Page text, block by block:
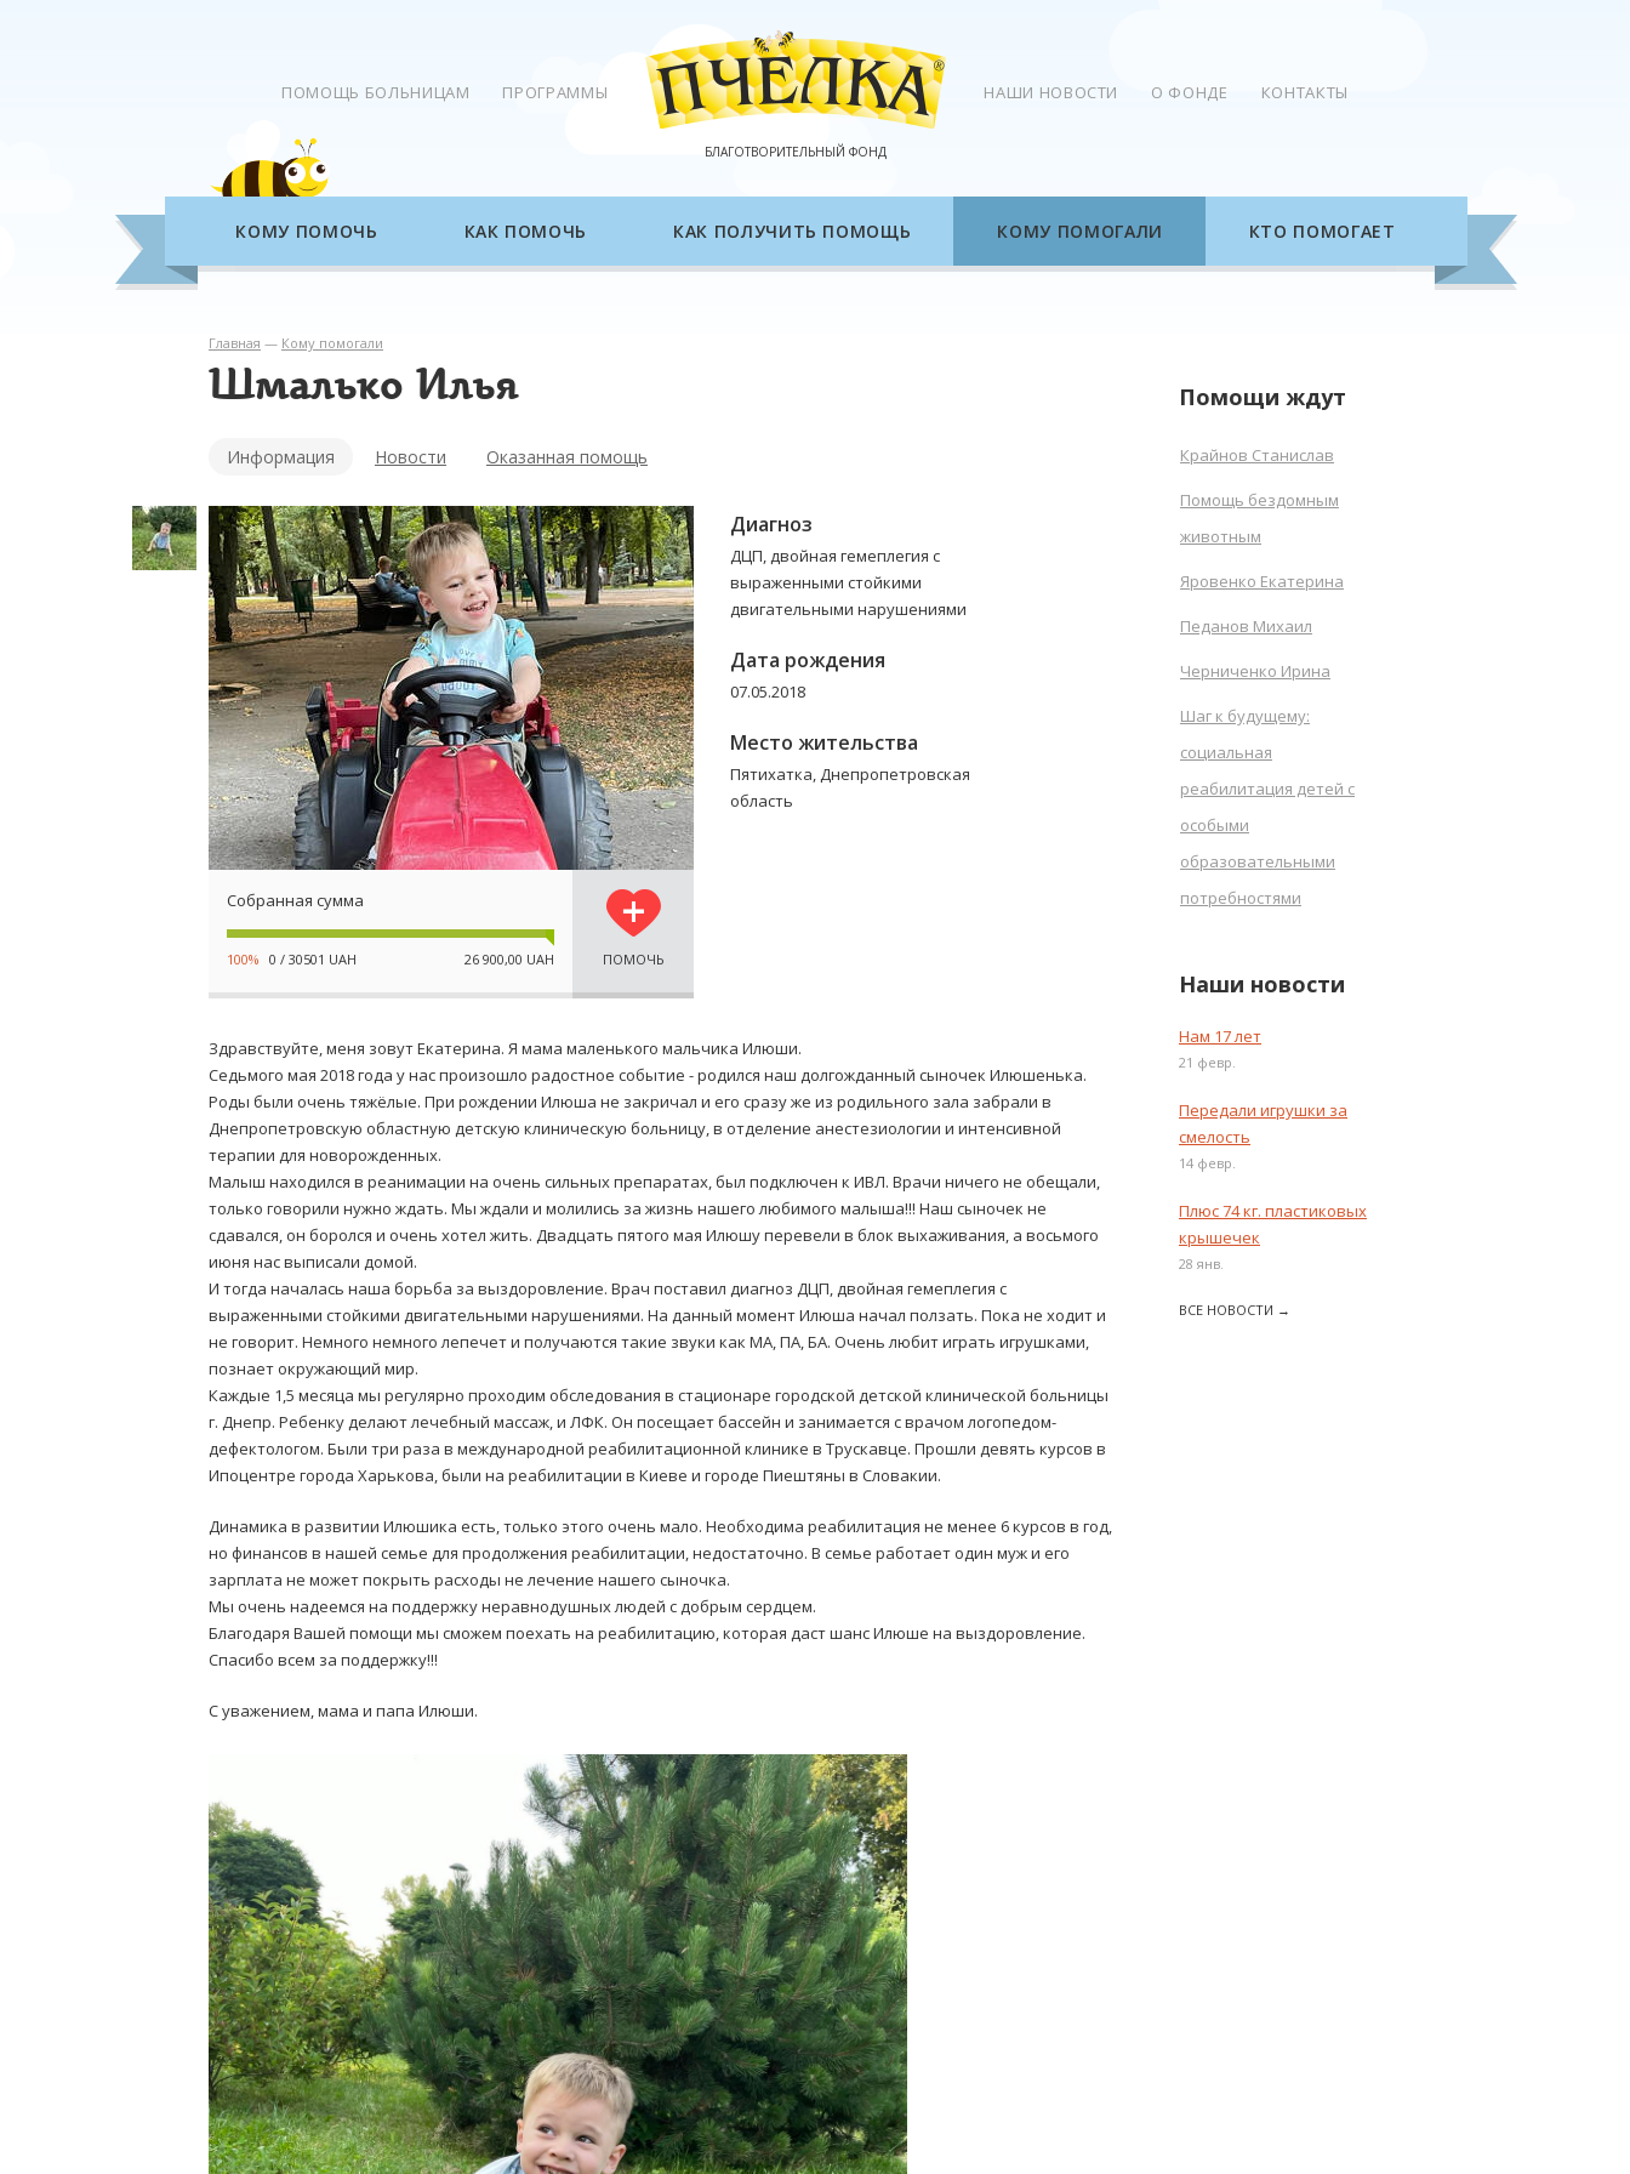
ПОМОЩЬ БОЛЬНИЦАМ ПРОГРАММЫ
БЛАГОТВОРИТЕЛЬНЫЙ ФОНД
НАШИ НОВОСТИ О ФОНДЕ КОНТАКТЫ
КОМУ ПОМОЧЬ КАК ПОМОЧЬ КАК ПОЛУЧИТЬ ПОМОЩЬ КОМУ ПОМОГАЛИ КТО ПОМОГАЕТ
Главная — Кому помогали
Шмалько Илья
Информация Новости Оказанная помощь
Собранная сумма
100% 0 / 30501 UAH 26 900,00 UAH ПОМОЧЬ
Диагноз
ДЦП, двойная гемеплегия с
выраженными стойкими
двигательными нарушениями
Дата рождения
07.05.2018
Место жительства
Пятихатка, Днепропетровская
область
Здравствуйте, меня зовут Екатерина. Я мама маленького мальчика Илюши.
Седьмого мая 2018 года у нас произошло радостное событие - родился наш долгожданный сыночек Илюшенька.
Роды были очень тяжёлые. При рождении Илюша не закричал и его сразу же из родильного зала забрали в
Днепропетровскую областную детскую клиническую больницу, в отделение анестезиологии и интенсивной
терапии для новорожденных.
Малыш находился в реанимации на очень сильных препаратах, был подключен к ИВЛ. Врачи ничего не обещали,
только говорили нужно ждать. Мы ждали и молились за жизнь нашего любимого малыша!!! Наш сыночек не
сдавался, он боролся и очень хотел жить. Двадцать пятого мая Илюшу перевели в блок выхаживания, а восьмого
июня нас выписали домой.
И тогда началась наша борьба за выздоровление. Врач поставил диагноз ДЦП, двойная гемеплегия с
выраженными стойкими двигательными нарушениями. На данный момент Илюша начал ползать. Пока не ходит и
не говорит. Немного немного лепечет и получаются такие звуки как МА, ПА, БА. Очень любит играть игрушками,
познает окружающий мир.
Каждые 1,5 месяца мы регулярно проходим обследования в стационаре городской детской клинической больницы
г. Днепр. Ребенку делают лечебный массаж, и ЛФК. Он посещает бассейн и занимается с врачом логопедом-
дефектологом. Были три раза в международной реабилитационной клинике в Трускавце. Прошли девять курсов в
Ипоцентре города Харькова, были на реабилитации в Киеве и городе Пиештяны в Словакии.
Динамика в развитии Илюшика есть, только этого очень мало. Необходима реабилитация не менее 6 курсов в год,
но финансов в нашей семье для продолжения реабилитации, недостаточно. В семье работает один муж и его
зарплата не может покрыть расходы не лечение нашего сыночка.
Мы очень надеемся на поддержку неравнодушных людей с добрым сердцем.
Благодаря Вашей помощи мы сможем поехать на реабилитацию, которая даст шанс Илюше на выздоровление.
Спасибо всем за поддержку!!!
С уважением, мама и папа Илюши.
Помощи ждут
Крайнов Станислав
Помощь бездомным
животным
Яровенко Екатерина
Педанов Михаил
Черниченко Ирина
Шаг к будущему:
социальная
реабилитация детей с
особыми
образовательными
потребностями
Наши новости
Нам 17 лет
21 февр.
Передали игрушки за
смелость
14 февр.
Плюс 74 кг. пластиковых
крышечек
28 янв.
ВСЕ НОВОСТИ →